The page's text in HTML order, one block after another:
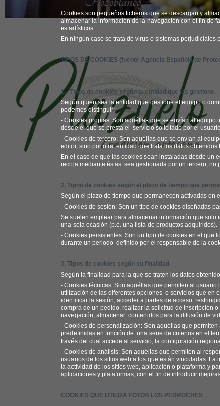
Cookies son pequeños ficheros que se descargan y
almacenar la información de la navegación con el fin de
estadísticos.
En ningún caso se trata de virus o sistemas perjudiciales
TIPOS DE COOKIES (fuente Agencia Española de
1.- Tipos de cookies según la entidad que las gestione.
Según quien sea la entidad que gestione el equipo o
podemos distinguir:
- Cookies propias: Son aquéllas que se envían al equipo
desde el que se presta el
servicio solicitado por el
- Cookies de tercero: Son aquéllas que se envían al
editor, sino por otra entidad que trata los datos obtenidos
En el caso de que las cookies sean instaladas desde un
recoja mediante éstas sea gestionada por un tercero, no
2. Tipos de cookies según el plazo de tiempo que
Según el plazo de tiempo que permanecen activadas en
- Cookies de sesión:Son un tipo de cookies diseñadas
Se suelen emplear para almacenar información que
una sola ocasión (p.e. una lista de productos adquiridos).
- Cookies persistentes: Son un tipo de cookies en el que
durante un periodo definido por el responsable de la
3. Tipos de cookies según su finalidad
Según la finalidad para la que se traten los datos
- Cookies técnicas: Son aquéllas que permiten al
utilización de las diferentes opciones o servicios que en
identificar la sesión, acceder a partes de acceso
compra de un pedido, realizar la solicitud de inscripción
navegación, almacenar contenidos para la difusión de
- Cookies de personalización:Son aquéllas que permiten
predefinidas en función de una serie de criterios en el
través del cual accede al servicio, la configuración
- Cookies de análisis:Son aquéllas que permiten al
usuarios de los sitios web a los que están vinculadas.
la actividad de los sitios web, aplicación o plataforma y
aplicaciones y plataformas, con el fin de introducir
COOKIES QUE UTILIZA FOTOS LOS PEDROCHES